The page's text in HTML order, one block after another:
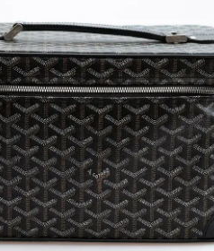
お申込み
査定